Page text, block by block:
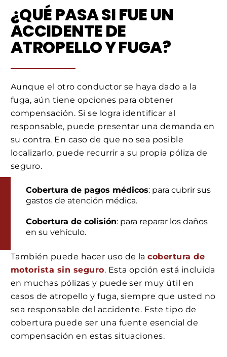
¿QUÉ PASA SI FUE UN
ACCIDENTE DE
ATROPELLO Y FUGA?
Aunque el otro conductor se haya dado a la
fuga, aún tiene opciones para obtener
compensación. Si se logra identificar al
responsable, puede presentar una demanda en
su contra. En caso de que no sea posible
localizarlo, puede recurrir a su propia póliza de
seguro.
Cobertura de pagos médicos: para cubrir sus
gastos de atención médica.
Cobertura de colisión: para reparar los daños
en su vehículo.
También puede hacer uso de lacobertura de
motorista sin seguro. Esta opción está incluida
en muchas pólizas y puede ser muy útil en
casos de atropello y fuga, siempre que usted no
sea responsable del accidente. Este tipo de
cobertura puede ser una fuente esencial de
compensación en estas situaciones.